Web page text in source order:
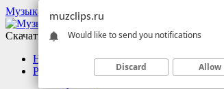
Музыкальные клипы
Скачать клипы бесплатно
Новинки
Русские клипы
muzclips.ru
Would like to send you notifications
Discard Allow